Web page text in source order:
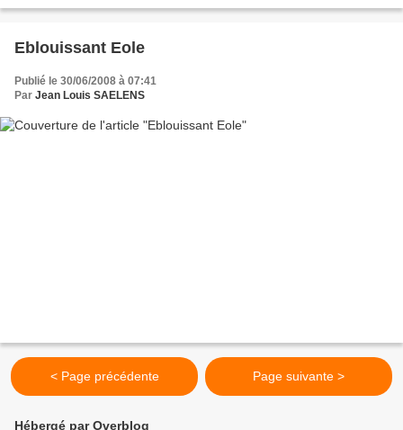
Eblouissant Eole
Publié le 30/06/2008 à 07:41
Par Jean Louis SAELENS
< Page précédente Page suivante >
Hébergé par Overblog